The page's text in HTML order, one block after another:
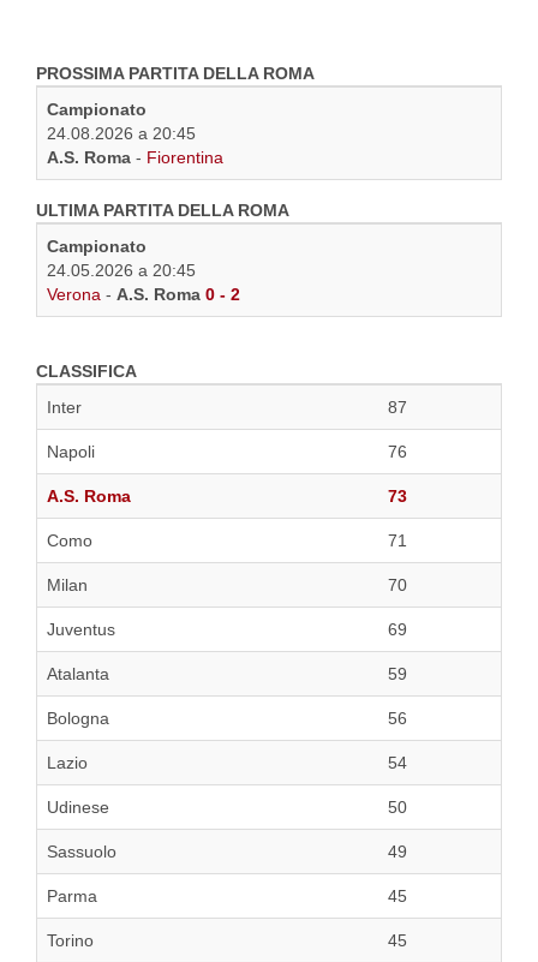
PROSSIMA PARTITA DELLA ROMA
Campionato
24.08.2026 a 20:45
A.S. Roma - Fiorentina
ULTIMA PARTITA DELLA ROMA
Campionato
24.05.2026 a 20:45
Verona - A.S. Roma 0 - 2
CLASSIFICA
Inter
87
Napoli 76
A.S. Roma 73
Como 71
Milan 70
Juventus 69
Atalanta 59
Bologna 56
Lazio 54
Udinese 50
Sassuolo 49
Parma 45
Torino 45